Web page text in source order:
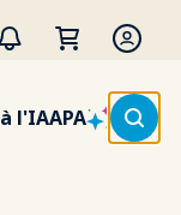
l'IAAPA